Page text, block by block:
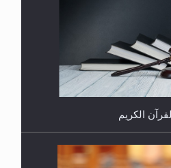
الميلادية أو الهجرية؟
الكريم